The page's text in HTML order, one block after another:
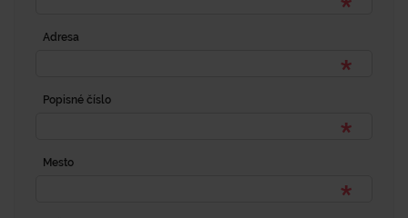
Adresa
Popisné číslo
Mesto